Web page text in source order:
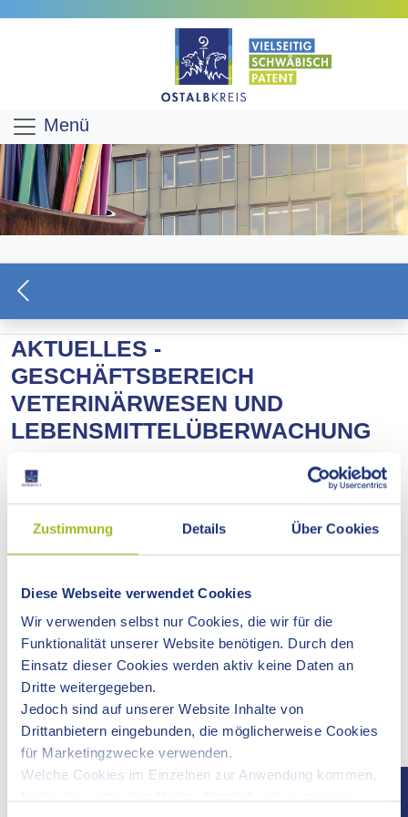
Zustimmung Details Über Cookies
Diese Webseite verwendet Cookies
Wir verwenden selbst nur Cookies, die wir für die
Funktionalität unserer Website benötigen. Durch den
Einsatz dieser Cookies werden aktiv keine Daten an
Dritte weitergegeben.
Jedoch sind auf unserer Website Inhalte von
Drittanbietern eingebunden, die möglicherweise Cookies
für Marketingzwecke verwenden.
Welche Cookies im Einzelnen zur Anwendung kommen,
Menü
AKTUELLES -
GESCHÄFTSBEREICH
VETERINÄRWESEN UND
LEBENSMITTELÜBERWACHUNG
Blauzungenkrankheit / BT
Blauzungenkrankheit / BT - Erste Fälle im
werden!
Hochpathogene Aviäre Influenza (HPAI) - Vogelgrippe/
Geflügelpest